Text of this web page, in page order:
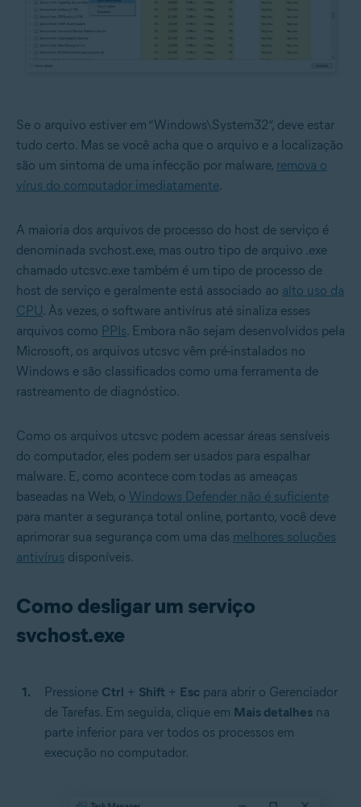
Se o arquivo estiver em “Windows\System32”, deve estar
tudo certo. Mas se você acha que o arquivo e a localização
são um sintoma de uma infecção por malware, remova o
vírus do computador imediatamente.
A maioria dos arquivos de processo do host de serviço é
denominada svchost.exe, mas outro tipo de arquivo .exe
chamado utcsvc.exe também é um tipo de processo de
host de serviço e geralmente está associado ao alto uso da
CPU. Às vezes, o software antivírus até sinaliza esses
arquivos como PPIs. Embora não sejam desenvolvidos pela
Microsoft, os arquivos utcsvc vêm pré-instalados no
Windows e são classificados como uma ferramenta de
rastreamento de diagnóstico.
Como os arquivos utcsvc podem acessar áreas sensíveis
do computador, eles podem ser usados para espalhar
malware. E, como acontece com todas as ameaças
baseadas na Web, o Windows Defender não é suficiente
para manter a segurança total online, portanto, você deve
aprimorar sua segurança com uma das melhores soluções
antivírus disponíveis.
Como desligar um serviço
svchost.exe
Pressione Ctrl + Shift + Esc para abrir o Gerenciador
de Tarefas. Em seguida, clique em Mais detalhes na
parte inferior para ver todos os processos em
execução no computador.